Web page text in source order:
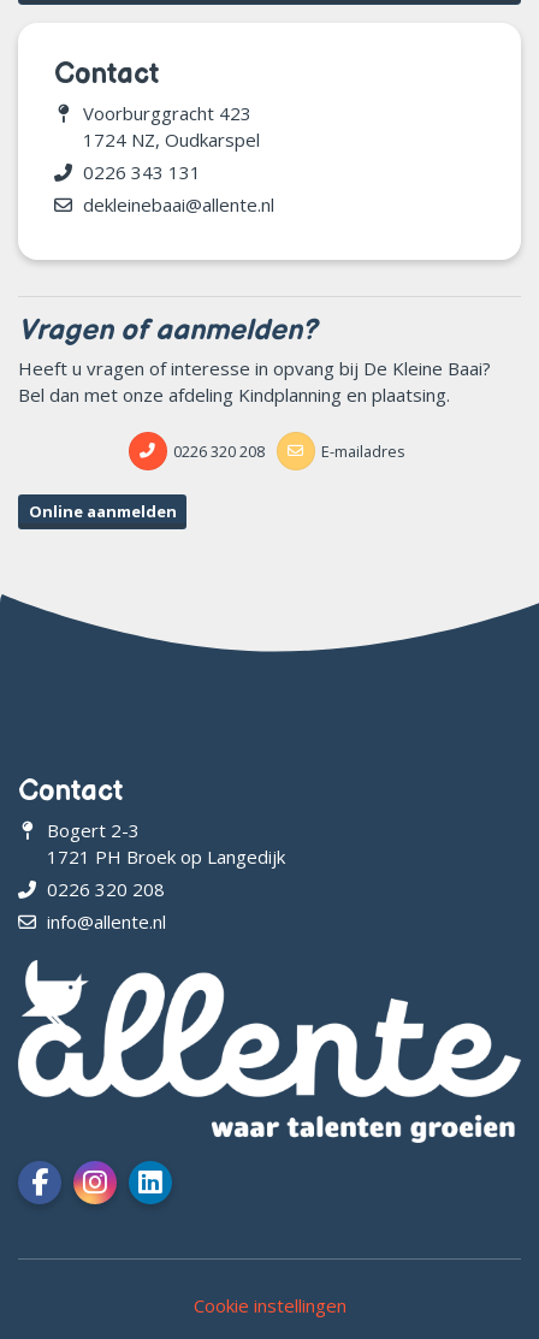
Contact
Voorburggracht 423
1724 NZ, Oudkarspel
0226 343 131
dekleinebaai@allente.nl
Vragen of aanmelden?
Heeft u vragen of interesse in opvang bij De Kleine Baai?
Bel dan met onze afdeling Kindplanning en plaatsing.
0226 320 208 E-mailadres
Online aanmelden
Contact
Bogert 2-3
1721 PH Broek op Langedijk
0226 320 208
info@allente.nl
Cookie instellingen